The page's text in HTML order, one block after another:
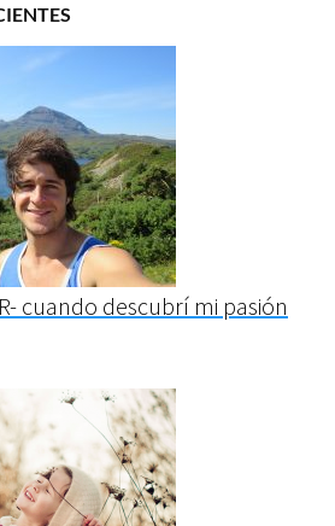
cuando descubrí mi pasión